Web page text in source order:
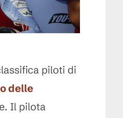
piloti di
delle
Il pilota